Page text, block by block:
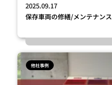
2025.09.17
保存車両の修繕/メンテナンス
他社事例